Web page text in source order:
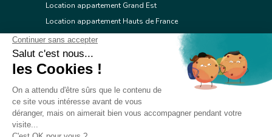
Location appartement Grand Est
Location appartement Hauts de France
Location appartement Ile de France
Location appartement Centre Val de Loire
Location appartement Occitanie
Location appartement Provence Alpes Côte d'Azur
Location appartement Corse